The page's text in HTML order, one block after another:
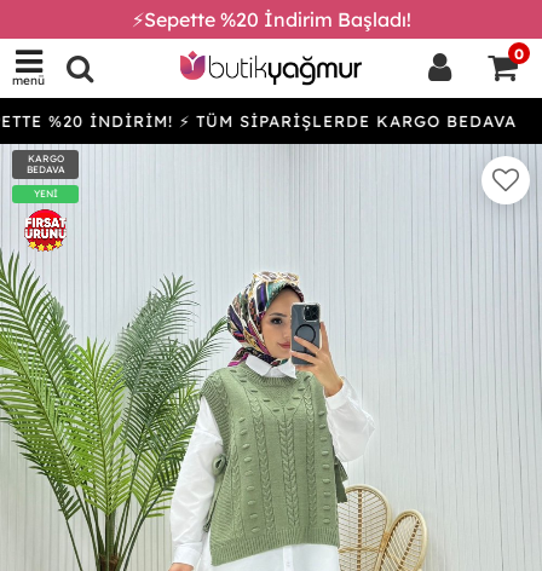
⚡Sepette %20 İndirim Başladı!
menü
0
%20 İNDİRİM! ⚡ TÜM SİPARİŞLERDE KARGO BEDAVA
KARGO
BEDAVA
YENİ